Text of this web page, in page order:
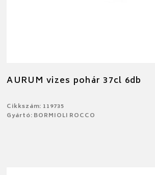
AURUM vizes pohár 37cl 6db
Cikkszám: 119735
Gyártó: BORMIOLI ROCCO